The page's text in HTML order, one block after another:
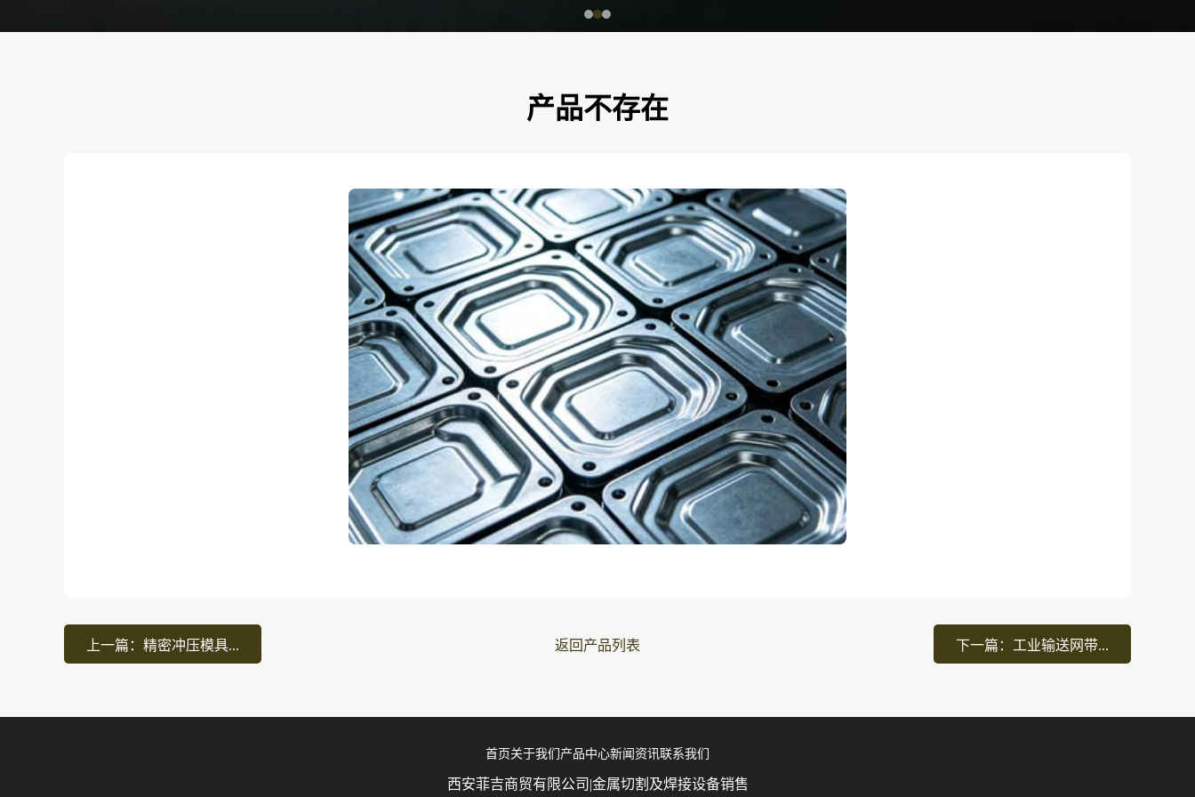
产品不存在
上一篇：精密冲压模具... 返回产品列表 下一篇：工业输送网带...
首页 关于我们 产品中心新闻资讯联系我们
西安菲吉商贸有限公司|金属切割及焊接设备销售